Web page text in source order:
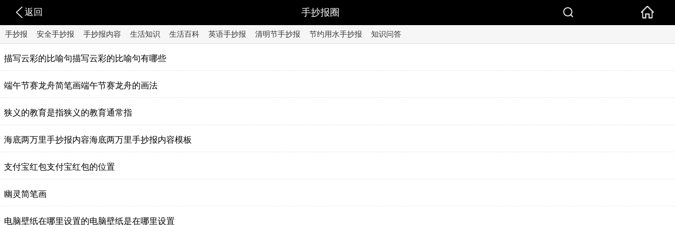
返回 手抄报圈
手抄报 安全手抄报 手抄报内容 生活知识 生活百科 英语手抄报 清明节手抄报 节约用水手抄报 知识问答
描写云彩的比喻句描写云彩的比喻句有哪些
端午节赛龙舟简笔画端午节赛龙舟的画法
狭义的教育是指狭义的教育通常指
海底两万里手抄报内容海底两万里手抄报内容模板
支付宝红包支付宝红包的位置
幽灵简笔画
电脑壁纸在哪里设置的电脑壁纸是在哪里设置